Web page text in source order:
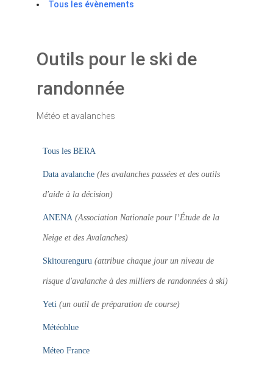
Tous les évènements
Outils pour le ski de
randonnée
Météo et avalanches
Tous les BERA
Data avalanche (les avalanches passées et des outils
d'aide à la décision)
ANENA (Association Nationale pour l’Étude de la
Neige et des Avalanches)
Skitourenguru (attribue chaque jour un niveau de
risque d'avalanche à des milliers de randonnées à ski)
Yeti (un outil de préparation de course)
Météoblue
Méteo France